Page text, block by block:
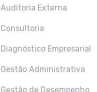
Auditoria Externa
Consultoria
Diagnóstico Empresarial
Gestão Administrativa
Gestão de Desempenho